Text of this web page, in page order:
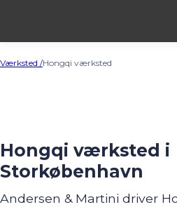
Værksted /Hongqi værksted
Hongqi værksted i
Storkøbenhavn
Andersen & Martini driver